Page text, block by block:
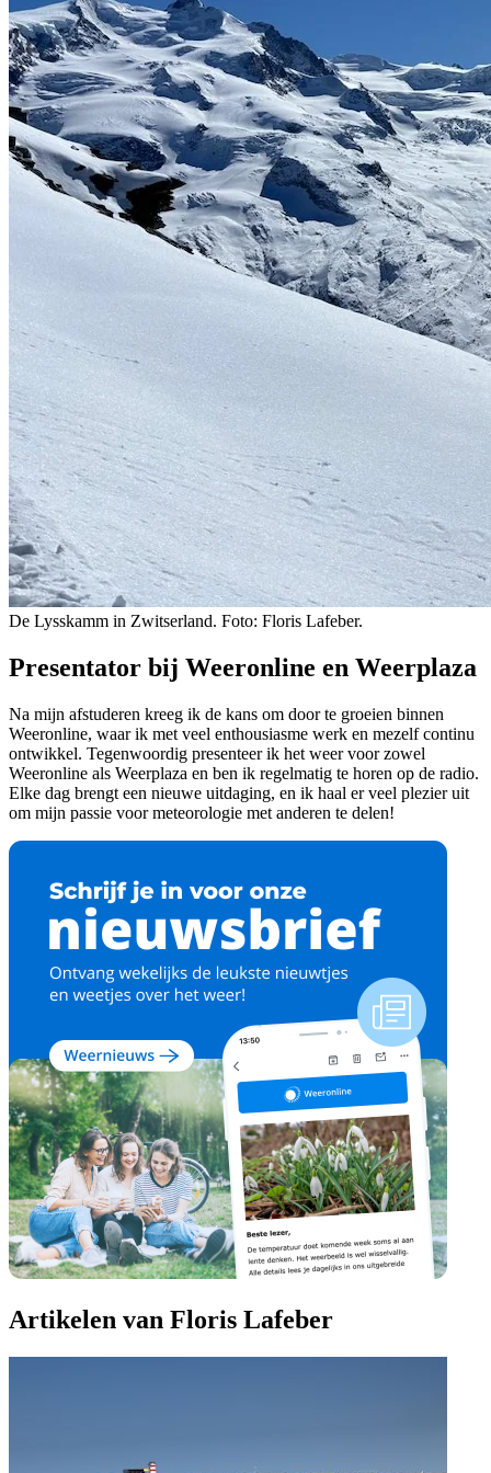
De Lysskamm in Zwitserland. Foto: Floris Lafeber.
Presentator bij Weeronline en Weerplaza
Na mijn afstuderen kreeg ik de kans om door te groeien binnen
Weeronline, waar ik met veel enthousiasme werk en mezelf continu
ontwikkel. Tegenwoordig presenteer ik het weer voor zowel
Weeronline als Weerplaza en ben ik regelmatig te horen op de radio.
Elke dag brengt een nieuwe uitdaging, en ik haal er veel plezier uit
om mijn passie voor meteorologie met anderen te delen!
Artikelen van Floris Lafeber